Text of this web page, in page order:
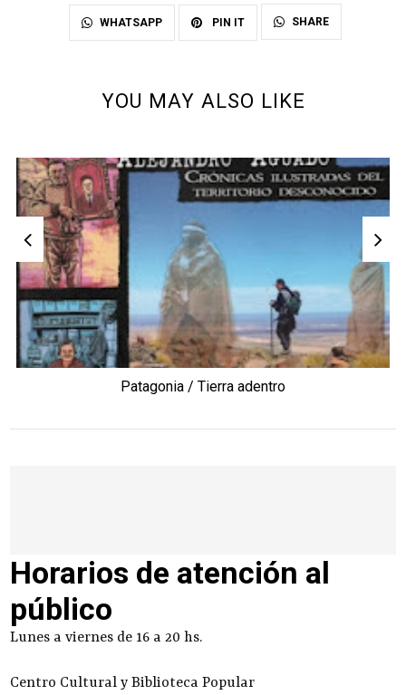
WHATSAPP PIN IT SHARE
YOU MAY ALSO LIKE
Patagonia / Tierra adentro
Horarios de atención al
público
Lunes a viernes de 16 a 20 hs.
Centro Cultural y Biblioteca Popular